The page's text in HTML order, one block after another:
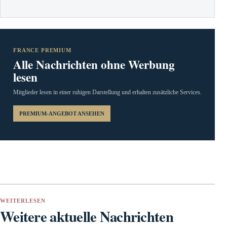
FRANCE PREMIUM
Alle Nachrichten ohne Werbung
lesen
Mitglieder lesen in einer ruhigen Darstellung und erhalten zusätzliche Services.
PREMIUM-ANGEBOT ANSEHEN
WEITERLESEN
Weitere aktuelle Nachrichten